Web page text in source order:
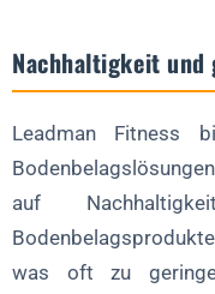
Nachhaltigkeit und
Leadman Fitness
auf
was oft zu